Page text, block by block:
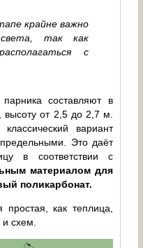
крайне важно
так как
с
составляют в
от 2,5 до 2,7 м.
вариант
Это даёт
в соответствии с
материалом для
поликарбонат.
как теплица,
и схем.